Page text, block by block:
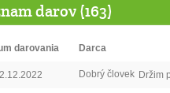
darov (163)
darovania Darca
Dobrý človek Držim